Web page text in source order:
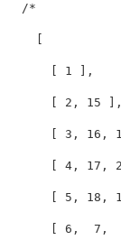
/*
      [ 1 ],
      [ 2, 15 ],
[ 3, 16,
[ 4, 17,
[ 5, 18,
[ 6,  7,